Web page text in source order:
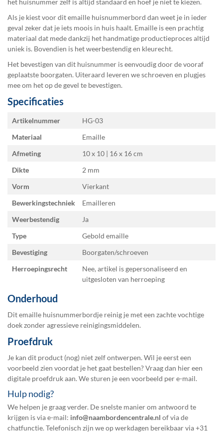
het huisnummer zelf is altijd standaard en hoef je niet te kiezen.
Als je kiest voor dit emaille huisnummerbord dan weet je in ieder
geval zeker dat je iets moois in huis haalt. Emaille is een prachtig
materiaal dat mede dankzij het handmatige productieproces altijd
uniek is. Bovendien is het weerbestendig en kleurecht.
Het bevestigen van dit huisnummer is eenvoudig door de vooraf
geplaatste boorgaten. Uiteraard leveren we schroeven en plugjes
mee om het op de gevel te bevestigen.
Specificaties
Specificaties
Artikelnummer
HG-03
Materiaal
Emaille
Afmeting
10 x 10 | 16 x 16
Dikte
2 mm
Vorm
Vierkant
Bewerkingstechniek
Emailleren
Weerbestendig
Ja
Type
Gebold emaille
Bevestiging
Boorgaten/schroeven
Herroepingsrecht
Nee, artikel is gepersonaliseerd en
uitgesloten van herroeping
Onderhoud
Dit emaille huisnummerbordje reinig je met een zachte vochtige
doek zonder agressieve reinigingsmiddelen.
Proefdruk
Je kan dit product (nog) niet zelf ontwerpen. Wil je eerst een
voorbeeld zien voordat je het gaat bestellen? Vraag dan hier een
digitale proefdrukaan. We sturen je een voorbeeld per e-mail.
Hulp nodig?
We helpen je graag verder. De snelste manier om antwoord te
krijgen is via e-mail: info@naambordencentrale.nl of via de
chatfunctie. Telefonisch zijn we op werkdagen bereikbaar via+31